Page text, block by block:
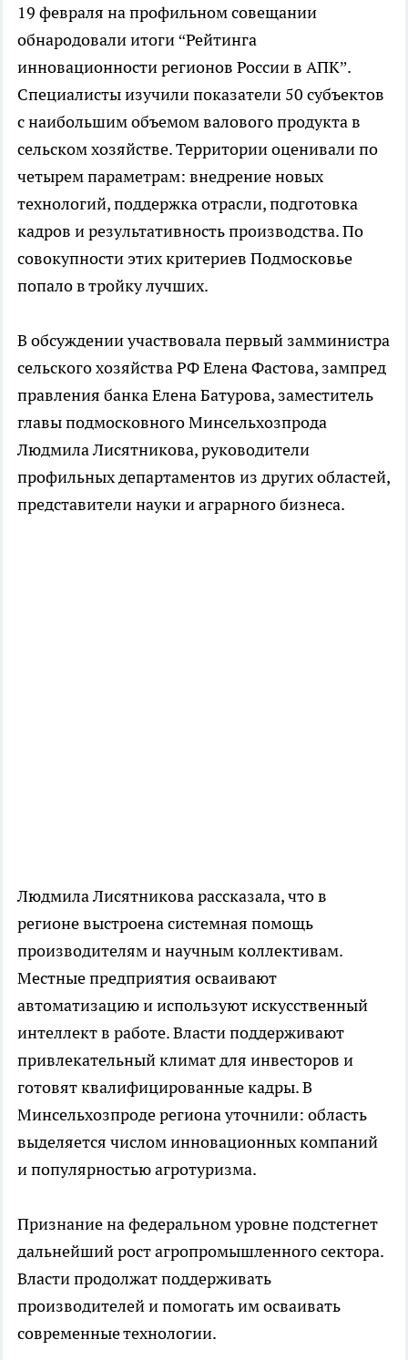
19 февраля на профильном совещании
обнародовали итоги “Рейтинга
инновационности регионов России в АПК”.
Специалисты изучили показатели 50 субъектов
с наибольшим объемом валового продукта в
сельском хозяйстве. Территории оценивали по
четырем параметрам: внедрение новых
технологий, поддержка отрасли, подготовка
кадров и результативность производства. По
совокупности этих критериев Подмосковье
попало в тройку лучших.
В обсуждении участвовала первый замминистра
сельского хозяйства РФ Елена Фастова, зампред
правления банка Елена Батурова, заместитель
главы подмосковного Минсельхозпрода
Людмила Лисятникова, руководители
профильных департаментов из других областей,
представители науки и аграрного бизнеса.
Людмила Лисятникова рассказала, что в
регионе выстроена системная помощь
производителям и научным коллективам.
Местные предприятия осваивают
автоматизацию и используют искусственный
интеллект в работе. Власти поддерживают
привлекательный климат для инвесторов и
готовят квалифицированные кадры. В
Минсельхозпроде региона уточнили: область
выделяется числом инновационных компаний
и популярностью агротуризма.
Признание на федеральном уровне подстегнет
дальнейший рост агропромышленного сектора.
Власти продолжат поддерживать
производителей и помогать им осваивать
современные технологии.